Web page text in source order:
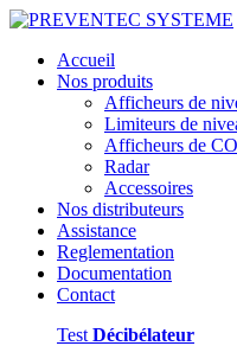
Accueil
Nos produits
Afficheurs de
Limiteurs de
Afficheurs de
Radar
Accessoires
Nos distributeurs
Assistance
Reglementation
Documentation
Contact
Test Décibélateur